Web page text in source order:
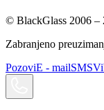
© BlackGlass 2006 –
Zabranjeno
PozoviE - mailSMS